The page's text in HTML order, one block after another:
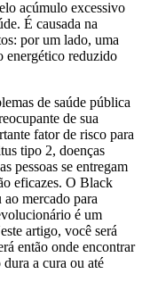
acúmulo excessivo
É causada na
por um lado, uma
energético reduzido
de saúde pública
de sua
fator de risco para
tipo 2, doenças
pessoas se entregam
eficazes. O Black
mercado para
é um
artigo, você será
então onde encontrar
a cura ou até